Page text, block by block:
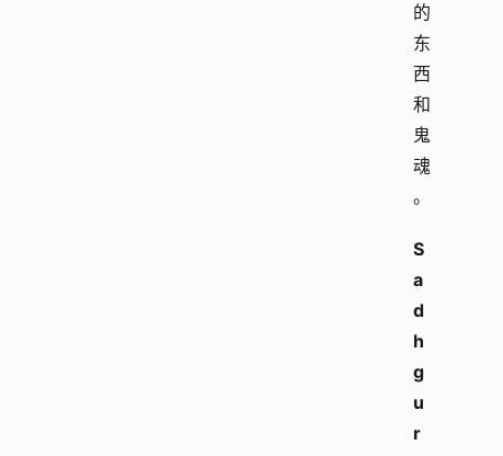
的
东
西
和
鬼
魂
。
S
a
d
h
g
u
r